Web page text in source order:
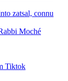
zatsal, connu
Moché
Tiktok